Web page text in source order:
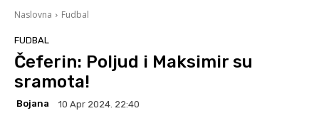
Naslovna Fudbal
FUDBAL
Čeferin: Poljud i Maksimir su
sramota!
Bojana 10 Apr 2024. 22:40